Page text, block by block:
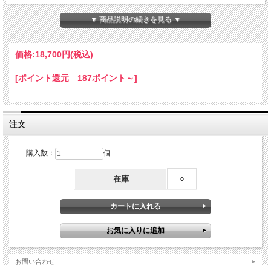
<ご注意>
天然素材を用いてハンドメイドしているたため、一点一点クオリティーが異なりま
す。
ご注文の際に、サイズのご指定を承ることはできかねます。
▼ 商品説明の続きを見る ▼
価格:18,700円(税込)
[ポイント還元 187ポイント～]
注文
購入数： 個
在庫 ○
お問い合わせ